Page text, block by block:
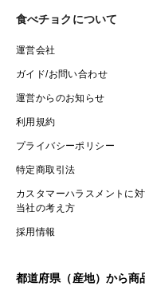
食べチョクについて
運営会社
ガイド/お問い合わせ
運営からのお知らせ
利用規約
プライバシーポリシー
特定商取引法
カスタマーハラスメントに
当社の考え方
採用情報
都道府県（産地）から商